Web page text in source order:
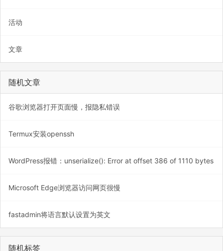
活动
文章
随机文章
谷歌浏览器打开页面慢，报隐私错误
Termux安装openssh
WordPress报错：unserialize(): Error at offset 386 of 1110 bytes
Microsoft Edge浏览器访问网页很慢
fastadmin将语言默认设置为英文
随机标签